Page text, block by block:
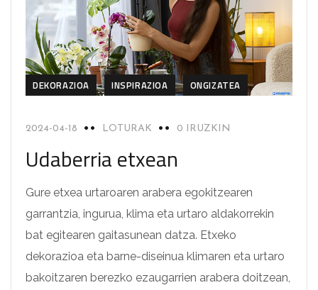
DEKORAZIOA INSPIRAZIOA ONGIZATEA
2024-04-18 LOTURAK 0 IRUZKIN
Udaberria etxean
Gure etxea urtaroaren arabera egokitzearen
garrantzia, ingurua, klima eta urtaro aldakorrekin
bat egitearen gaitasunean datza. Etxeko
dekorazioa eta barne-diseinua klimaren eta urtaro
bakoitzaren berezko ezaugarrien arabera doitzean,